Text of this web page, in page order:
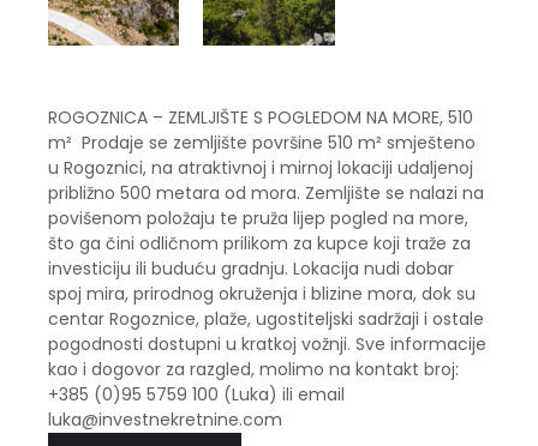
ROGOZNICA – ZEMLJIŠTE S POGLEDOM NA MORE, 510
m² Prodaje se zemljište površine 510 m² smješteno
u Rogoznici, na atraktivnoj i mirnoj lokaciji udaljenoj
približno 500 metara od mora. Zemljište se nalazi na
povišenom položaju te pruža lijep pogled na more,
što ga čini odličnom prilikom za kupce koji traže za
investiciju ili buduću gradnju. Lokacija nudi dobar
spoj mira, prirodnog okruženja i blizine mora, dok su
centar Rogoznice, plaže, ugostiteljski sadržaji i ostale
pogodnosti dostupni u kratkoj vožnji. Sve informacije
kao i dogovor za razgled, molimo na kontakt broj:
+385 (0)95 5759 100 (Luka) ili email
luka@investnekretnine.com